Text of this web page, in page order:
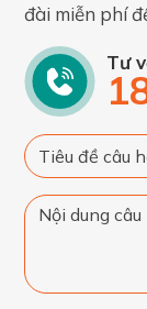
đài miễn phí
Tư